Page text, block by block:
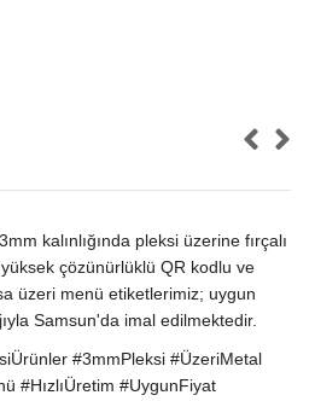
kalınlığında pleksi üzerine fırçalı
çözünürlüklü QR kodlu ve
üzeri menü etiketlerimiz; uygun
Samsun'da imal edilmektedir.
#3mmPleksi #ÜzeriMetal
#HızlıÜretim #UygunFiyat